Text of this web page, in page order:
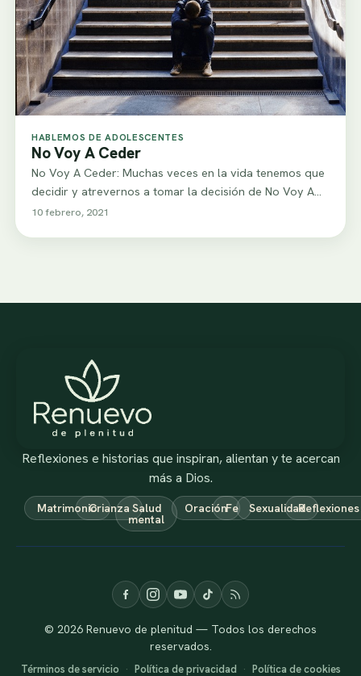
HABLEMOS DE ADOLESCENTES
No Voy A Ceder
No Voy A Ceder: Muchas veces en la vida tenemos que
decidir y atrevernos a tomar la decisión de No Voy A…
10 febrero, 2021
Reflexiones e historias que inspiran, alientan y te acercan
más a Dios.
MatrimonioCrianza Salud
mental
OraciónFe SexualidadReflexiones
© 2026 Renuevo de plenitud — Todos los derechos
reservados.
Términos de servicio · Política de privacidad · Política de cookies